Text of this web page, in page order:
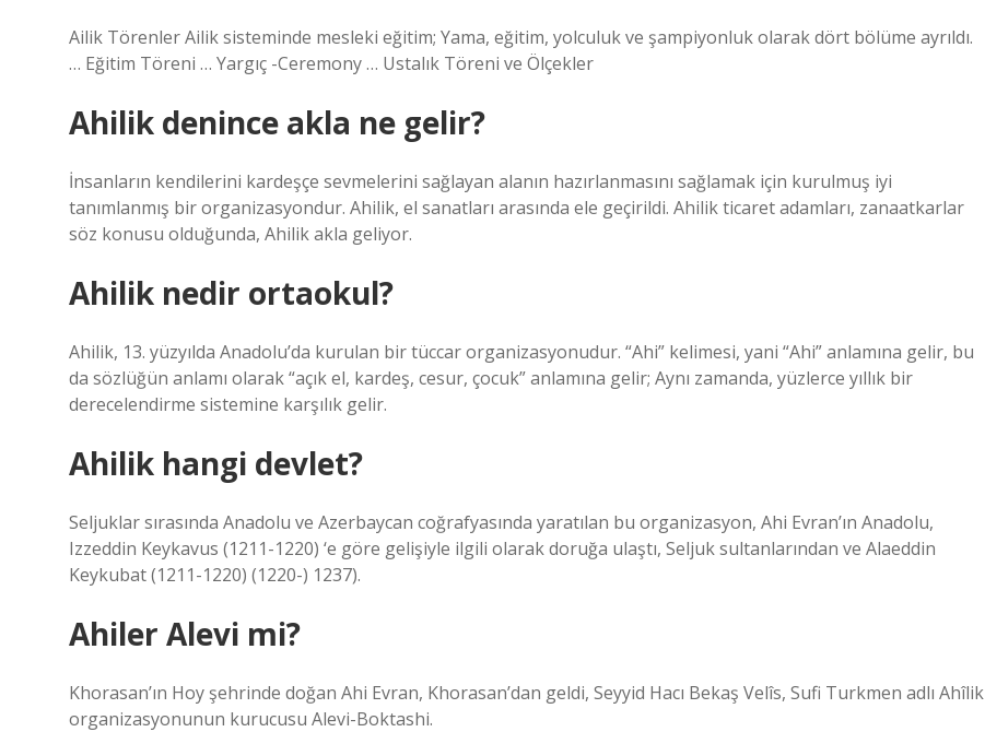
Ailik Törenler Ailik sisteminde mesleki eğitim; Yama, eğitim, yolculuk ve şampiyonluk olarak dört bölüme ayrıldı.
… Eğitim Töreni … Yargıç -Ceremony … Ustalık Töreni ve Ölçekler
Ahilik denince akla ne gelir?
İnsanların kendilerini kardeşçe sevmelerini sağlayan alanın hazırlanmasını sağlamak için kurulmuş iyi
tanımlanmış bir organizasyondur. Ahilik, el sanatları arasında ele geçirildi. Ahilik ticaret adamları, zanaatkarlar
söz konusu olduğunda, Ahilik akla geliyor.
Ahilik nedir ortaokul?
Ahilik, 13. yüzyılda Anadolu’da kurulan bir tüccar organizasyonudur. “Ahi” kelimesi, yani “Ahi” anlamına gelir, bu
da sözlüğün anlamı olarak “açık el, kardeş, cesur, çocuk” anlamına gelir; Aynı zamanda, yüzlerce yıllık bir
derecelendirme sistemine karşılık gelir.
Ahilik hangi devlet?
Seljuklar sırasında Anadolu ve Azerbaycan coğrafyasında yaratılan bu organizasyon, Ahi Evran’ın Anadolu,
Izzeddin Keykavus (1211-1220) ‘e göre gelişiyle ilgili olarak doruğa ulaştı, Seljuk sultanlarından ve Alaeddin
Keykubat (1211-1220) (1220-) 1237).
Ahiler Alevi mi?
Khorasan’ın Hoy şehrinde doğan Ahi Evran, Khorasan’dan geldi, Seyyid Hacı Bekaş Velîs, Sufi Turkmen adlı Ahîlik
organizasyonunun kurucusu Alevi-Boktashi.